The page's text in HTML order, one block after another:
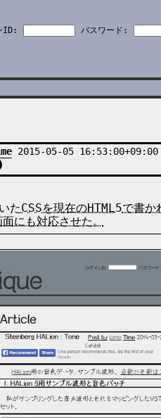
ID: パスワード:
2015-05-05 16:53:00+09:00
たCSSを現在のHTML5で書か
にも対応させた。